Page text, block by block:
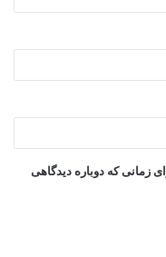
زمانی که دوباره دیدگاهی